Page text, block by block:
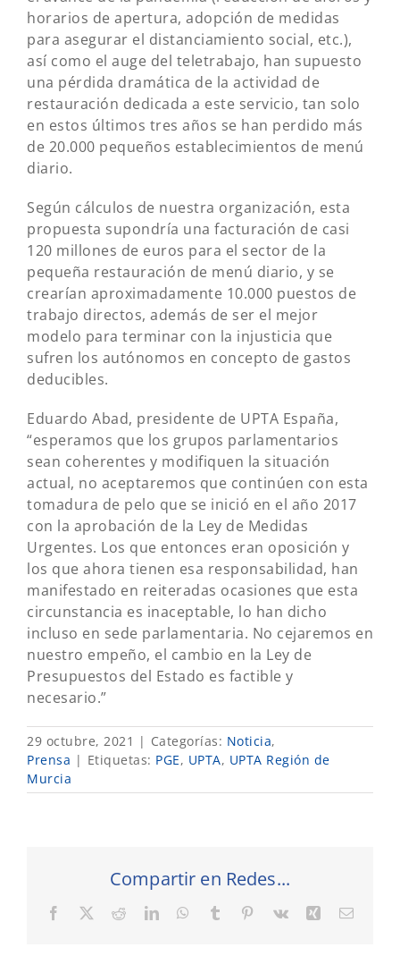
horarios de apertura, adopción de medidas
para asegurar el distanciamiento social, etc.),
así como el auge del teletrabajo, han supuesto
una pérdida dramática de la actividad de
restauración dedicada a este servicio, tan solo
en estos últimos tres años se han perdido más
de 20.000 pequeños establecimientos de menú
diario.
Según cálculos de nuestra organización, esta
propuesta supondría una facturación de casi
120 millones de euros para el sector de la
pequeña restauración de menú diario, y se
crearían aproximadamente 10.000 puestos de
trabajo directos, además de ser el mejor
modelo para terminar con la injusticia que
sufren los autónomos en concepto de gastos
deducibles.
Eduardo Abad, presidente de UPTA España,
“esperamos que los grupos parlamentarios
sean coherentes y modifiquen la situación
actual, no aceptaremos que continúen con esta
tomadura de pelo que se inició en el año 2017
con la aprobación de la Ley de Medidas
Urgentes. Los que entonces eran oposición y
los que ahora tienen esa responsabilidad, han
manifestado en reiteradas ocasiones que esta
circunstancia es inaceptable, lo han dicho
incluso en sede parlamentaria. No cejaremos en
nuestro empeño, el cambio en la Ley de
Presupuestos del Estado es factible y
necesario.”
29 octubre, 2021 | Categorías: Noticia,
Prensa | Etiquetas: PGE, UPTA, UPTA Región de
Murcia
Compartir en Redes...
Facebook RedditLinkedInWhatsApp
Tumblr Pinterest
Vk XingCorreo